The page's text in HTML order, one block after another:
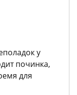
у
починка,
для